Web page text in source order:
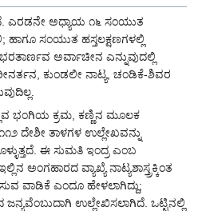
ಎರಡನೇ ಅಧ್ಯಾಯ ೧೬ ಸಂಯುತ
ಸಂಯುತ ಹಸ್ತಲಕ್ಷಣಗಳಲ್ಲಿ
ಅರ್ವಾಚೀನ ಎನ್ನುವುದಲ್ಲಿ
ಕುಂಡಲೀ ನಾಟ್ಯ, ಚಂಡಿಕೆ-ಶಿವರ
ಭಂಗಿಯ ಕ್ರಮ, ಕಣ್ಣಿನ ಮೂಲಕ
ದೇಶೀ ತಾಳಗಳ ಉಲ್ಲೇಖವನ್ನು
ಈ ಸುಮತಿ ಇಂದ್ರ ಎಂಬ
ವ್ಯಾಖ್ಯೆ ನಾಟ್ಯಶಾಸ್ತ್ರಕ್ಕಿಂತ
ವಾಡಿಕೆ ಎಂದೂ ಹೇಳಲಾಗಿದ್ದು;
ಜನ್ಯವೆಂಬುದಾಗಿ ಉಲ್ಲೇಖಿಸಲಾಗಿದೆ. ಒಟ್ಟಿನಲ್ಲಿ